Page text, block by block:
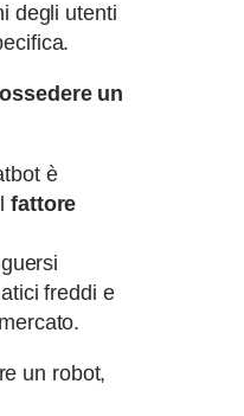
degli utenti
un
è
fattore
freddi e
un robot,